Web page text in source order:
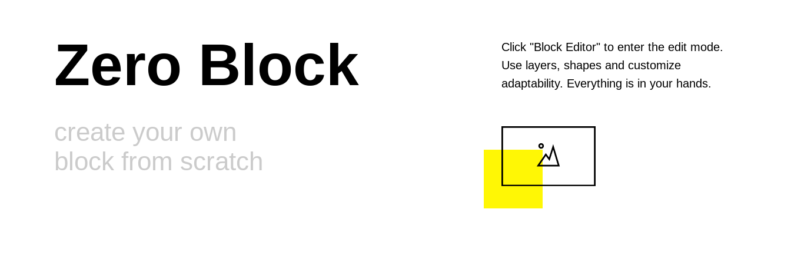
Zero Block
Click "Block Editor" to enter the edit mode.
Use layers, shapes and customize
adaptability. Everything is in your hands.
create your own
block from scratch